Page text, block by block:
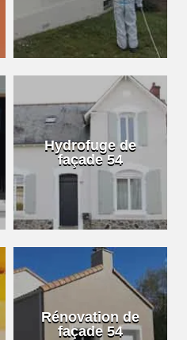
Hydrofuge de
façade 54
Rénovation de
façade 54